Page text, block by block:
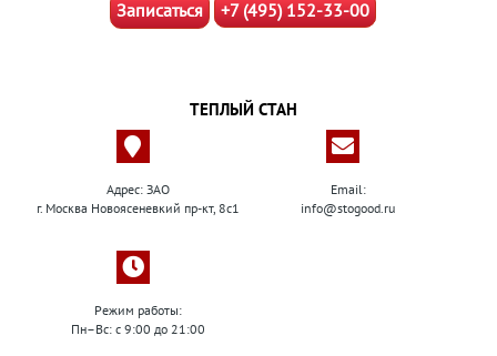
Записаться +7 (495) 152-33-00
ТЕПЛЫЙ СТАН
Адрес: ЗАО
г. Москва Новоясеневкий пр-кт, 8с1
Email:
info@stogood.ru
Режим работы:
Пн–Вс: с 9:00 до 21:00